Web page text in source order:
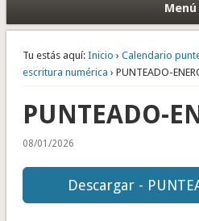
Menú
Tu estás aquí: Inicio › Calendario
escritura numérica › PUNTEADO-
PUNTEADO-
08/01/2026
Descargar -